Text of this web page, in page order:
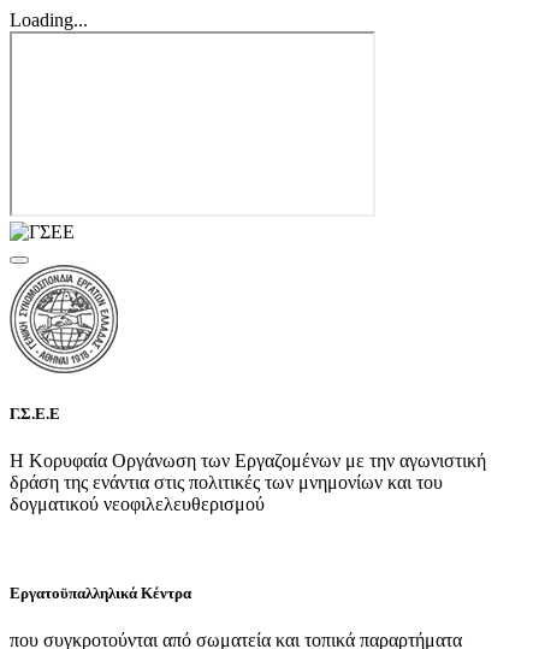
Loading...
Γ.Σ.Ε.Ε
Η Κορυφαία Οργάνωση των Εργαζομένων με την αγωνιστική
δράση της ενάντια στις πολιτικές των μνημονίων και του
δογματικού νεοφιλελευθερισμού
Εργατοϋπαλληλικά Κέντρα
που συγκροτούνται από σωματεία και τοπικά παραρτήματα